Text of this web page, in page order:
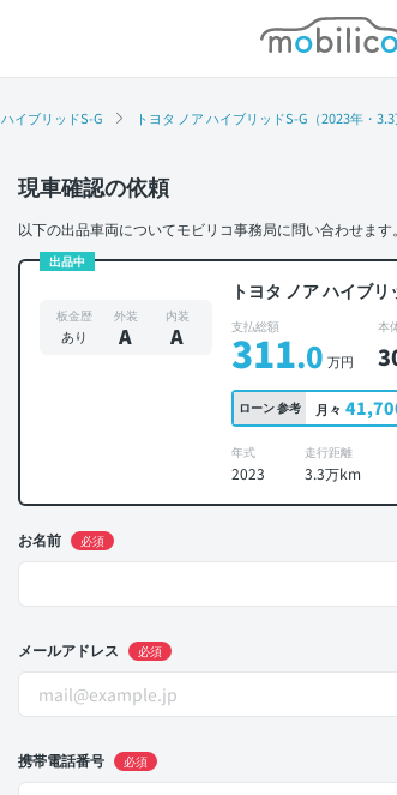
モビリコ
ハイブリッドS-G トヨタ ノア ハイブリッドS-G（2023年・
現車確認の依頼
以下の出品車両についてモビリコ事務局に問い合わせます。
出品中
トヨタ ノア ハイブリ
板金歴
あり
外装
A
内装
A 支払総額
311.0 万円
本
ローン参考 月々
年式
2023
走行距離
3.3万km
お名前 必須
メールアドレス 必須
携帯電話番号 必須